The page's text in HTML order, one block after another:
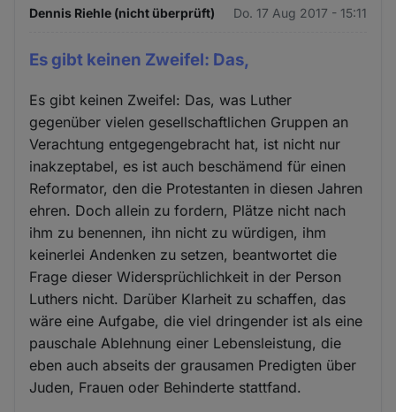
Dennis Riehle (nicht überprüft) Do. 17 Aug 2017 - 15:11
Es gibt keinen Zweifel: Das,
Es gibt keinen Zweifel: Das, was Luther
gegenüber vielen gesellschaftlichen Gruppen an
Verachtung entgegengebracht hat, ist nicht nur
inakzeptabel, es ist auch beschämend für einen
Reformator, den die Protestanten in diesen Jahren
ehren. Doch allein zu fordern, Plätze nicht nach
ihm zu benennen, ihn nicht zu würdigen, ihm
keinerlei Andenken zu setzen, beantwortet die
Frage dieser Widersprüchlichkeit in der Person
Luthers nicht. Darüber Klarheit zu schaffen, das
wäre eine Aufgabe, die viel dringender ist als eine
pauschale Ablehnung einer Lebensleistung, die
eben auch abseits der grausamen Predigten über
Juden, Frauen oder Behinderte stattfand.